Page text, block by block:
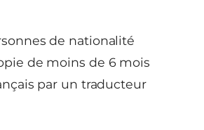
de nationalité
de moins de 6 mois
par un traducteur